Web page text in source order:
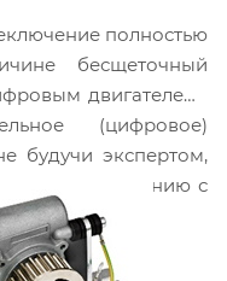
полностью
бесщеточный
двигателем".
(цифровое)
будучи экспертом,
шаг по сравнению с